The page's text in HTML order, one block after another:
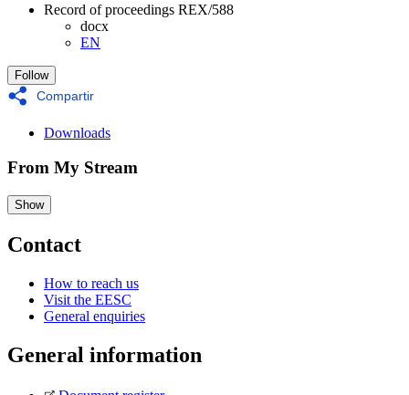
Record of proceedings REX/588
docx
EN
Follow
Compartir
Downloads
From My Stream
Show
Contact
How to reach us
Visit the EESC
General enquiries
General information